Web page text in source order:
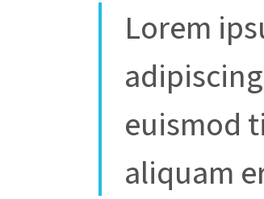
Lorem
euismod
aliquam